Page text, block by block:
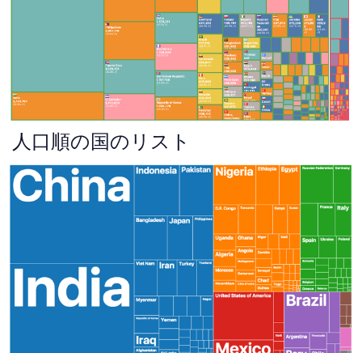
人口順の国のリスト